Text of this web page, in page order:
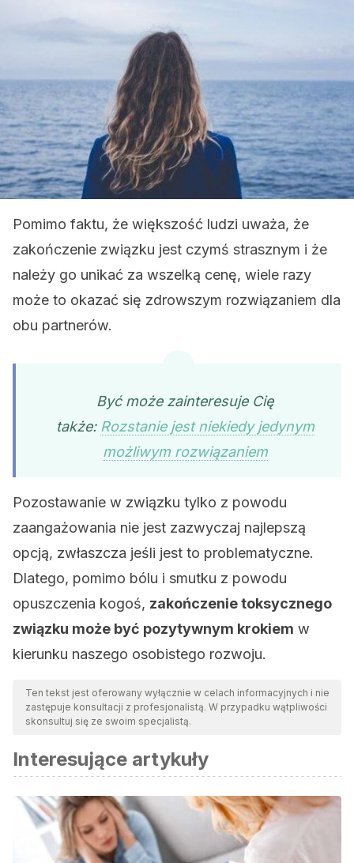
Pomimo faktu, że większość ludzi uważa, że ​​
zakończenie związku jest czymś strasznym i że
należy go unikać za wszelką cenę, wiele razy
może to okazać się zdrowszym rozwiązaniem dla
obu partnerów.
Być może zainteresuje Cię
także: Rozstanie jest niekiedy jedynym
możliwym rozwiązaniem
Pozostawanie w związku tylko z powodu
zaangażowania nie jest zazwyczaj najlepszą
opcją, zwłaszcza jeśli jest to problematyczne.
Dlatego, pomimo bólu i smutku z powodu
opuszczenia kogoś, zakończenie toksycznego
związku może być pozytywnym krokiem w
kierunku naszego osobistego rozwoju.
Ten tekst jest oferowany wyłącznie w celach informacyjnych i nie
zastępuje konsultacji z profesjonalistą. W przypadku wątpliwości
skonsultuj się ze swoim specjalistą.
Interesujące artykuły